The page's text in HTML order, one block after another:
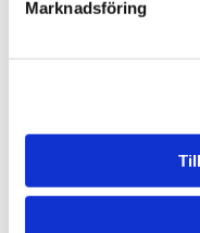
Marknadsföring
högt solskydd